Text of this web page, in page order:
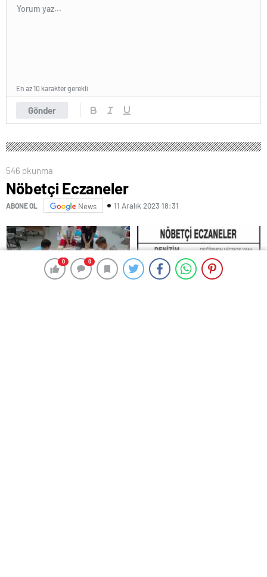
0 0
Gönder
En az 10 karakter gerekli
546 okunma
Nöbetçi Eczaneler
ABONE OL News 11 Aralık 2023 18:31
0 0